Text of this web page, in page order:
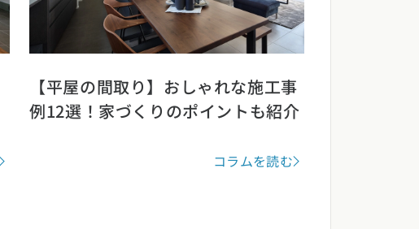
【平屋の間取り】おしゃれな施工事
例12選！家づくりのポイントも紹介
コラムを読む